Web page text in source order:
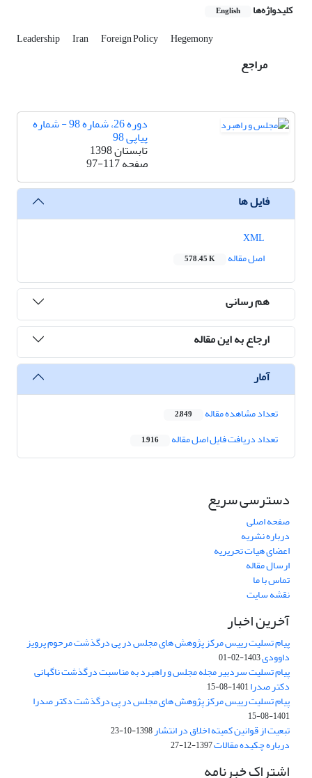
کلیدواژه‌ها English
Leadership Iran Foreign Policy Hegemony
مراجع
دوره 26، شماره 98 - شماره
پیاپی 98
تابستان 1398
صفحه97-117
فایل ها
اصل مقاله
578.45 K
هم رسانی
ارجاع به این مقاله
آمار
تعداد مشاهده مقاله 2,849
تعداد دریافت فایل اصل مقاله 1,916
دسترسی سریع
صفحه اصلی
درباره نشریه
اعضای هیات تحریریه
ارسال مقاله
تماس با ما
نقشه سایت
آخرین اخبار
پیام تسلیت رییس مرکز پژوهش های مجلس در پی درگذشت مرحوم پرویز
داوودی1403-02-01
پیام تسلیت سردبیر مجله مجلس و راهبرد به مناسبت درگذشت ناگهانی
دکتر صدرا1401-08-15
پیام تسلیت رییس مرکز پژوهش های مجلس در پی درگذشت دکتر صدرا
1401-08-15
تبعیت از قوانین کمیته اخلاق در انتشار1398-10-23
درباره چکیده مقالات1397-12-27
اشتراک خبرنامه